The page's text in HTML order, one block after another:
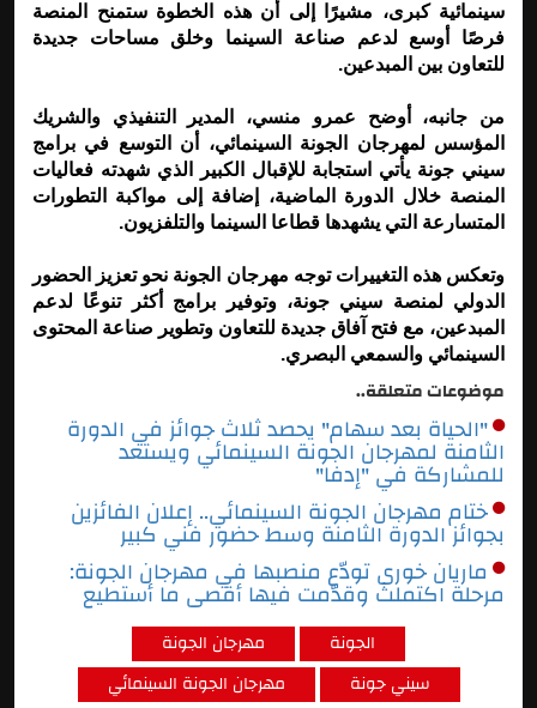
سينمائية كبرى، مشيرًا إلى أن هذه الخطوة ستمنح المنصة
فرصًا أوسع لدعم صناعة السينما وخلق مساحات جديدة
للتعاون بين المبدعين.
من جانبه، أوضح عمرو منسي، المدير التنفيذي والشريك
المؤسس لمهرجان الجونة السينمائي، أن التوسع في برامج
سيني جونة يأتي استجابة للإقبال الكبير الذي شهدته فعاليات
المنصة خلال الدورة الماضية، إضافة إلى مواكبة التطورات
المتسارعة التي يشهدها قطاعا السينما والتلفزيون.
وتعكس هذه التغييرات توجه مهرجان الجونة نحو تعزيز الحضور
الدولي لمنصة سيني جونة، وتوفير برامج أكثر تنوعًا لدعم
المبدعين، مع فتح آفاق جديدة للتعاون وتطوير صناعة المحتوى
السينمائي والسمعي البصري.
موضوعات متعلقة..
"الحياة بعد سهام" يحصد ثلاث جوائز في الدورة
الثامنة لمهرجان الجونة السينمائي ويستعد
للمشاركة في "إدفا"
ختام مهرجان الجونة السينمائي.. إعلان الفائزين
بجوائز الدورة الثامنة وسط حضور فني كبير
ماريان خوري تودّع منصبها في مهرجان الجونة:
مرحلة اكتملت وقدّمت فيها أقصى ما أستطيع
مهرجان الجونة
الجونة
مهرجان الجونة السينمائي
سيني جونة